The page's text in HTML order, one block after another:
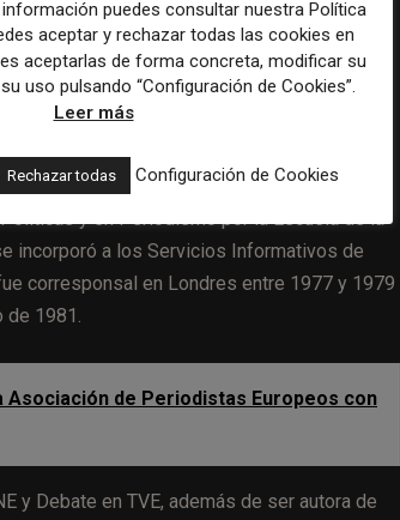
polarización del debate público y de
trincheras. Estamos en un momento en el
era todo lo contrario, era
y en Periodismo por la Escuela de la
incorporó a los Servicios Informativos de
corresponsal en Londres entre 1977 y 1979
de 1981.
Asociación de Periodistas Europeos con
y Debate en TVE, además de ser autora de
puedes consultar nuestra Política
aceptar y rechazar todas las cookies en
aceptarlas de forma concreta, modificar su
uso pulsando “Configuración de Cookies”.
Leer más
Rechazar todas Configuración de Cookies